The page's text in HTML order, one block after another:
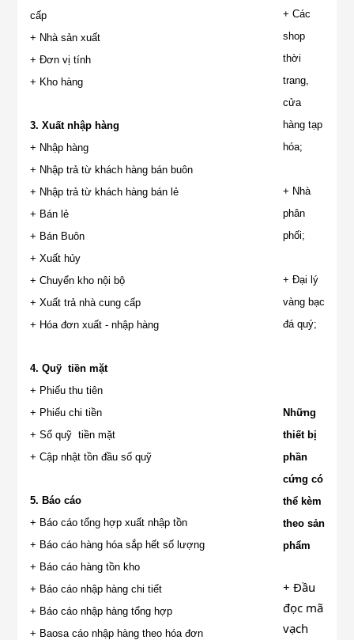
cấp
+ Nhà sản xuất
+ Đơn vị tính
+ Kho hàng
3. Xuất nhập hàng
+ Nhập hàng
+ Nhập trả từ khách hàng bán buôn
+ Nhập trả từ khách hàng bán lẻ
+ Bán lẻ
+ Bán Buôn
+ Xuất hủy
+ Chuyển kho nội bộ
+ Xuất trả nhà cung cấp
+ Hóa đơn xuất - nhập hàng
4. Quỹ tiền mặt
+ Phiếu thu tiên
+ Phiếu chi tiền
+ Sổ quỹ tiền mặt
+ Cập nhật tồn đầu số quỹ
5. Báo cáo
+ Báo cáo tổng hợp xuất nhập tồn
+ Báo cáo hàng hóa sắp hết số lượng
+ Báo cáo hàng tồn kho
+ Báo cáo nhập hàng chi tiết
+ Báo cáo nhập hàng tổng hợp
+ Baosa cáo nhập hàng theo hóa đơn
+ Các
shop
thời
trang,
cửa
hàng tạp
hóa;
+ Nhà
phân
phối;
+ Đại lý
vàng bạc
đá quý;
Những
thiết bị
phần
cứng có
thể kèm
theo sản
phẩm
+ Đầu
đọc mã
vạch